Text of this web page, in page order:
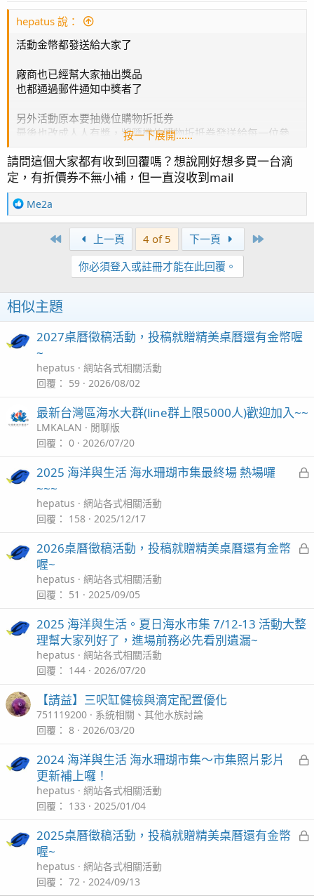
：
hepatus 說：
活動金幣都發送給大家了
廠商也已經幫大家抽出獎品
也都通過郵件通知中獎者了
另外活動原本要抽幾位購物折抵券
最後也改成人人有獎，將隨機的購物折抵券發送給每一位參
假如您對產品有興趣，那就可以利用這個機會利用折價券跟
廠商選購一台
請大家繼續多多支持各廠商提供的活動喔~
按一下展開……
請問這個大家都有收到回覆嗎？想說剛好想多買一台滴
定，有折價券不無小補，但一直沒收到mail
R
e
n
s
：
Me2a
First 上一頁 4 of 5 下一頁
你必須登入或註冊才能在此回覆。
相似主題
2027桌曆徵稿活動，投稿就贈精美桌曆還有金幣喔
~
hepatus
網站各式相關活動
回覆
59 2026/08/02
最新台灣區海水大群(line群上限5000人)歡迎加入~~
LMKALAN
閒聊版
回覆
0 2026/07/20
2025 海洋與生活 海水珊瑚市集最終場 熱場囉
~~~
hepatus
網站各式相關活動
回覆
158 2025/12/17
2026桌曆徵稿活動，投稿就贈精美桌曆還有金幣
喔~
hepatus
網站各式相關活動
回覆
51 2025/09/05
2025 海洋與生活。夏日海水市集 7/12-13 活動大整
理幫大家列好了，進場前務必先看別遺漏~
hepatus
網站各式相關活動
回覆
144 2026/07/20
【請益】三呎缸健檢與滴定配置優化
751119200
系統相關、其他水族討論
回覆
8 2026/03/20
2024 海洋與生活 海水珊瑚市集～市集照片影片
更新補上囉！
hepatus
網站各式相關活動
回覆
133 2025/01/04
2025桌曆徵稿活動，投稿就贈精美桌曆還有金幣
喔~
hepatus
網站各式相關活動
回覆
72 2024/09/13